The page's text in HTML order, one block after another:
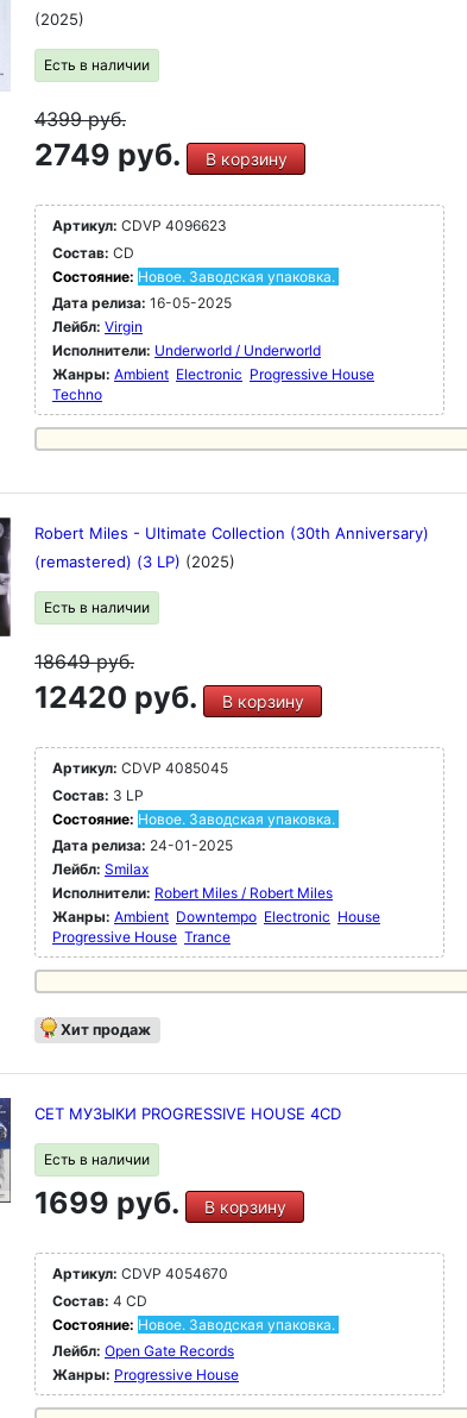
(2025)
Есть в наличии
4399руб.
2749 руб. В корзину
Артикул: CDVP 4096623
Состав: CD
Состояние: Новое. Заводская упаковка.
Дата релиза: 16-05-2025
Лейбл: Virgin
Исполнители: Underworld / Underworld
Жанры: Ambient Electronic Progressive House
Techno
Robert Miles - Ultimate Collection (30th Anniversary)
(remastered) (3 LP) (2025)
Есть в наличии
18649руб.
12420 руб. В корзину
Артикул: CDVP 4085045
Состав: 3 LP
Состояние: Новое. Заводская упаковка.
Дата релиза: 24-01-2025
Лейбл: Smilax
Исполнители: Robert Miles / Robert Miles
Жанры: Ambient Downtempo Electronic House
Progressive House Trance
Хит продаж
СЕТ МУЗЫКИ PROGRESSIVE HOUSE 4CD
Есть в наличии
1699 руб. В корзину
Артикул: CDVP 4054670
Состав: 4 CD
Состояние: Новое. Заводская упаковка.
Лейбл: Open Gate Records
Жанры: Progressive House